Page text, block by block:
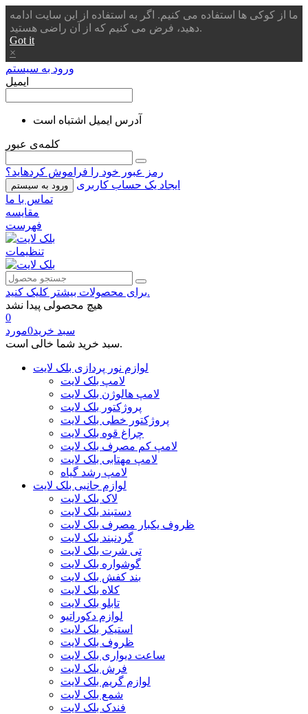
ما از کوکی ها استفاده می کنیم. اگر به استفاده از این سایت ادامه
دهید، فرض می کنیم که از آن راضی هستید.
Got it
×
ورود به سیستم
ایمیل
آدرس ایمیل اشتباه است
کلمه‌ی عبور
رمز عبور خود را فراموش کردهاید؟
ورود به سیستم
ایجاد یک حساب کاربری
تماس با ما
مقایسه
فهرست
تنظیمات
برای محصولات بیشتر کلیک کنید.
هیچ محصولی پیدا نشد
0
سبد خرید0مورد
سبد خرید شما خالی است.
لوازم نور پردازی بلک لایت
لامپ بلک لایت
لامپ هالوژن بلک لایت
پروژکتور بلک لایت
پروژکتور خطی بلک لایت
چراغ قوه بلک لایت
لامپ کم مصرف بلک لایت
لامپ مهتابی بلک لایت
لامپ رشد گیاه
لوازم جانبی بلک لایت
لاک بلک لایت
دستبند بلک لایت
ظروف یکبار مصرف بلک لایت
گردنبند بلک لایت
تی شرت بلک لایت
گوشواره بلک لایت
بند کفش بلک لایت
کلاه بلک لایت
تابلو بلک لایت
لوازم دکوراتیو
استیکر بلک لایت
ظروف بلک لایت
ساعت دیواری بلک لایت
فرش بلک لایت
لوازم گریم بلک لایت
شمع بلک لایت
فندک بلک لایت